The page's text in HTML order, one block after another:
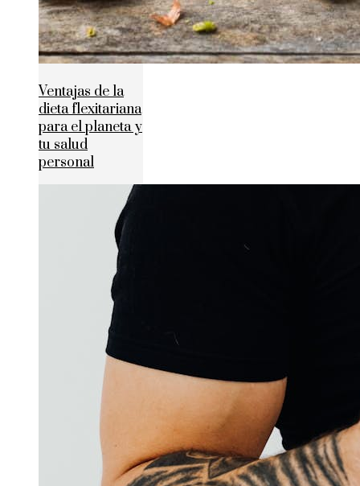
Ventajas de la
dieta flexitariana
para el planeta y
tu salud
personal